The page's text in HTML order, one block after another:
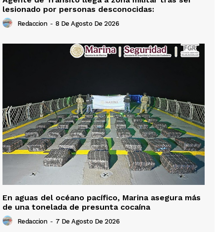
lesionado por personas desconocidas:
Redaccion - 8 De Agosto De 2026
En aguas del océano pacífico, Marina asegura más
de una tonelada de presunta cocaína
Redaccion - 7 De Agosto De 2026